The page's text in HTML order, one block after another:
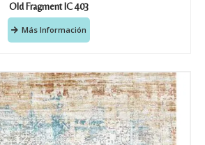
Old Fragment IC 403
Más Información